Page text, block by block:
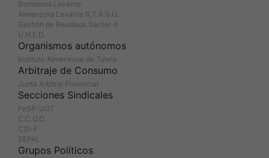
Bomberos Levante
Almanzora Levante R.T.R.S.U.
Gestión de Residuos Sector-II
U.N.E.D.
Organismos autónomos
Instituto Almeriense de Tutela
Arbitraje de Consumo
Junta Arbitral Provincial
Secciones Sindicales
FeSP-UGT
C.C.O.O.
CSI-F
SEPAL
Grupos Políticos